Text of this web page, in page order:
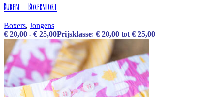
Ruben – Boxershort
Boxers, Jongens
€ 20,00 - € 25,00Prijsklasse: € 20,00 tot € 25,00